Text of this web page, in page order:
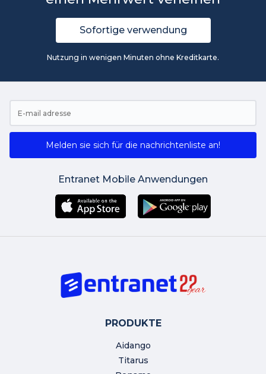
Sofortige verwendung
Nutzung in wenigen Minuten ohne Kreditkarte.
Melden sie sich für die nachrichtenliste an!
Entranet Mobile Anwendungen
PRODUKTE
Aidango
Titarus